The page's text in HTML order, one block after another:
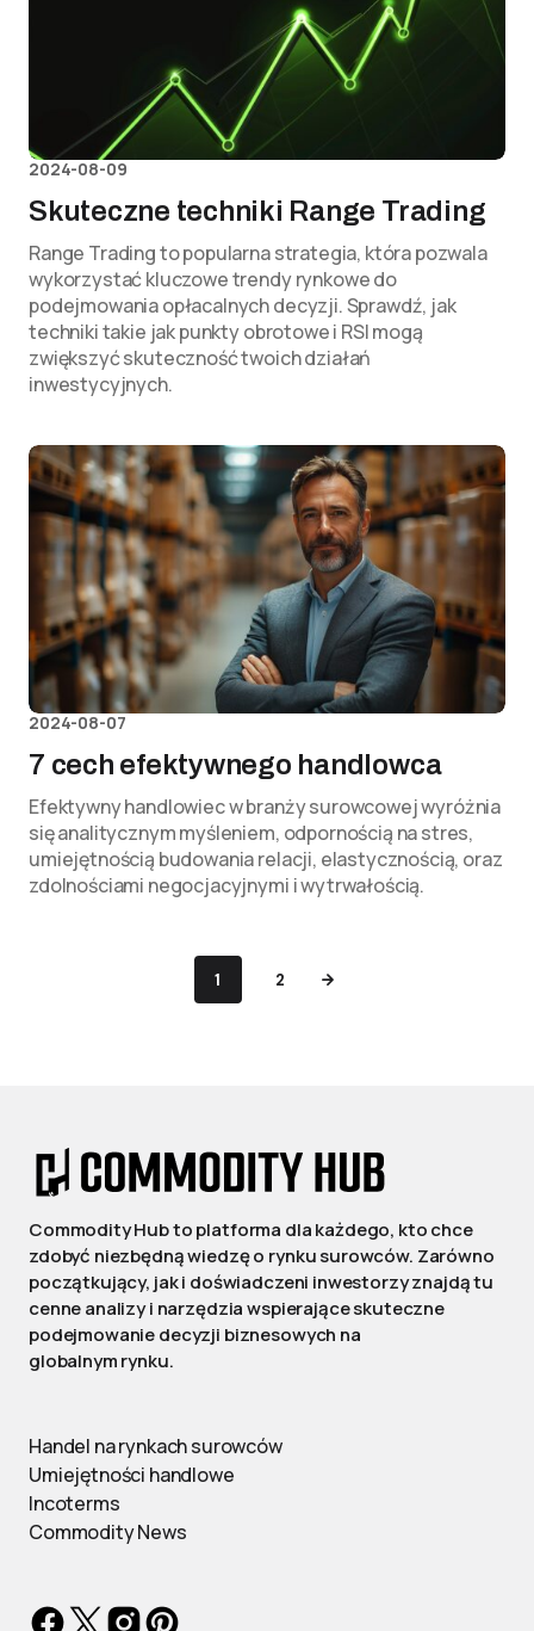
2024-08-09
Skuteczne techniki Range Trading
Range Trading to popularna strategia, która pozwala
wykorzystać kluczowe trendy rynkowe do
podejmowania opłacalnych decyzji. Sprawdź, jak
techniki takie jak punkty obrotowe i RSI mogą
zwiększyć skuteczność twoich działań
inwestycyjnych.
2024-08-07
7 cech efektywnego handlowca
Efektywny handlowiec w branży surowcowej wyróżnia
się analitycznym myśleniem, odpornością na stres,
umiejętnością budowania relacji, elastycznością, oraz
zdolnościami negocjacyjnymi i wytrwałością.
1 2
Commodity Hub to platforma dla każdego, kto chce
zdobyć niezbędną wiedzę o rynku surowców. Zarówno
początkujący, jak i doświadczeni inwestorzy znajdą tu
cenne analizy i narzędzia wspierające skuteczne
podejmowanie decyzji biznesowych na
globalnym rynku.
Handel na rynkach surowców
Umiejętności handlowe
Incoterms
Commodity News